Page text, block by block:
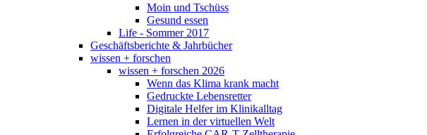
Moin und Tschüss
Gesund essen
Life - Sommer 2017
Geschäftsberichte & Jahrbücher
wissen + forschen
wissen + forschen 2026
Wenn das Klima krank macht
Gedruckte Lebensretter
Digitale Helfer im Klinikalltag
Lernen in der virtuellen Welt